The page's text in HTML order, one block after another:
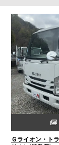
Ｇライオン・ト